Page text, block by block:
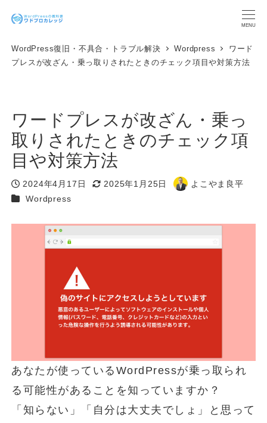
MENU
WordPress復旧・不具合・トラブル解決 Wordpress
ワード
プレスが改ざん・乗っ取りされたときのチェック項目や対策方法
ワードプレスが改ざん・乗っ
取りされたときのチェック項
目や対策方法
投稿日
2024年4月17日
更新日
2025年1月25日
著
よこやま良平
カテゴリー
Wordpress
あなたが使っているWordPressが乗っ取られ
る可能性があることを知っていますか？
「知らない」「自分は大丈夫でしょ」と思って